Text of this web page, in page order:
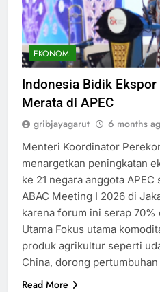
EKONOMI
Indonesia Bidik Ekspor
Merata di APEC
gribjayagarut 6 months
Menteri Koordinator
menargetkan peningkatan
ke 21 negara anggota
ABAC Meeting I 2026 di
karena forum ini serap
Utama Fokus utama
produk agrikultur seperti
China, dorong
Read More